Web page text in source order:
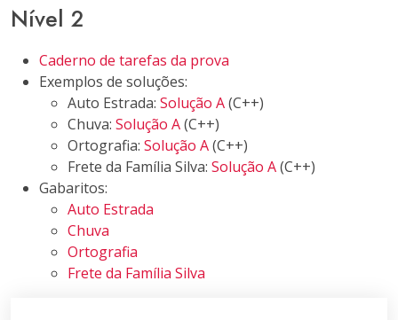
Nível 2
Caderno de tarefas da prova
Exemplos de soluções:
Auto Estrada: Solução A(C++)
Chuva: Solução A(C++)
Ortografia: Solução A(C++)
Frete da Família Silva: Solução A(C++)
Gabaritos:
Auto Estrada
Chuva
Ortografia
Frete da Família Silva